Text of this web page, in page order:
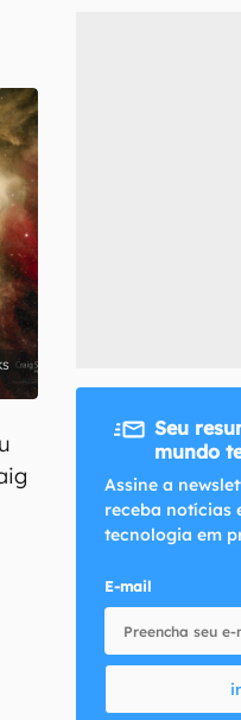
de Privacidade do
Seu
mundo
Assine a
receba notícias
tecnologia em
E-mail